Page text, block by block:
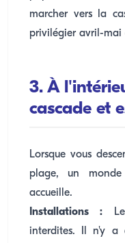
marcher vers la
privilégier avril-mai
3. À
cascade et
Lorsque vous
plage, un monde
accueille.
Installations :
interdites. Il n'y a